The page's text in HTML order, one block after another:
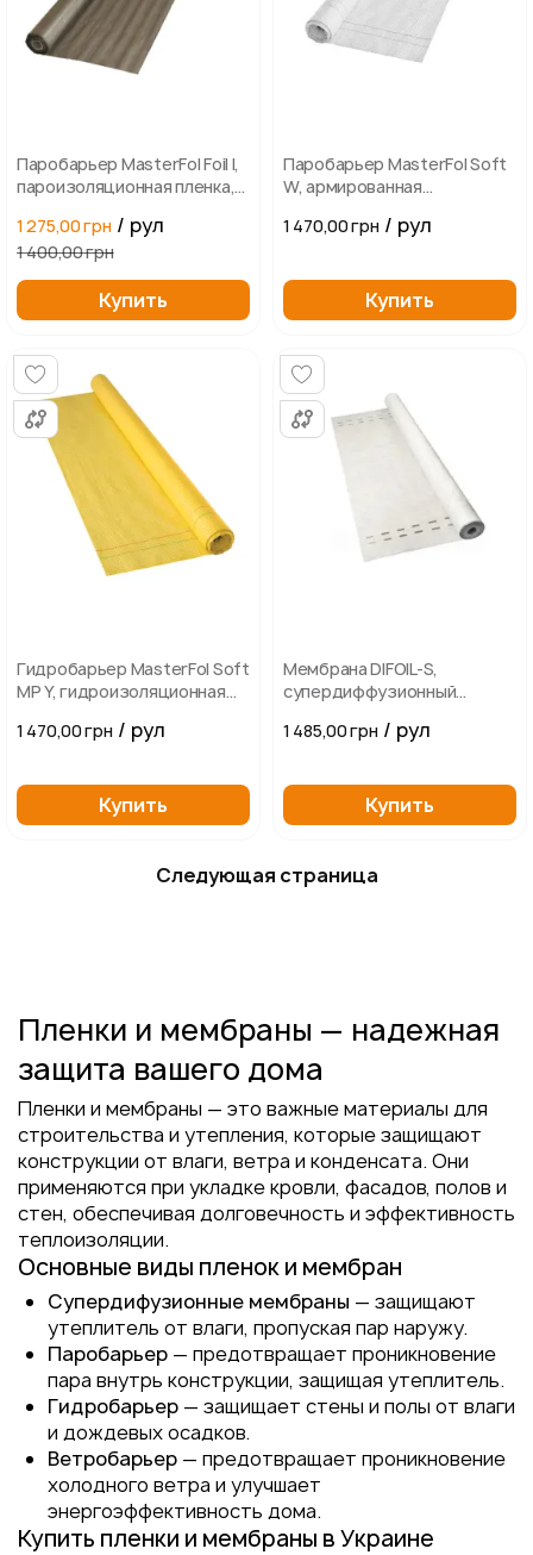
Паробарьер MasterFol Foil I,
пароизоляционная пленка,
1 275,00 грн / рул
1 400,00 грн
Купить
Паробарьер MasterFol Soft
W, армированная
1 470,00 грн / рул
Купить
Гидробарьер MasterFol Soft
МР Y, гидроизоляционная
1 470,00 грн / рул
Купить
Мембрана DIFOIL-S,
супердиффузионный
ветробарьер
1 485,00 грн / рул
Купить
Следующая страница
Пленки и мембраны — надежная
защита вашего дома
Пленки и мембраны — это важные материалы для
строительства и утепления, которые защищают
конструкции от влаги, ветра и конденсата. Они
применяются при укладке кровли, фасадов, полов и
стен, обеспечивая долговечность и эффективность
теплоизоляции.
Основные виды пленок и мембран
Супердифузионные мембраны — защищают
утеплитель от влаги, пропуская пар наружу.
Паробарьер — предотвращает проникновение
пара внутрь конструкции, защищая утеплитель.
Гидробарьер — защищает стены и полы от влаги
и дождевых осадков.
Ветробарьер — предотвращает проникновение
холодного ветра и улучшает
энергоэффективность дома.
Купить пленки и мембраны в Украине